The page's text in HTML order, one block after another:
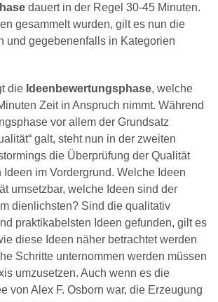
dauert in der Regel 30-45 Minuten.
gesammelt wurden, gilt es nun die
und gegebenenfalls in Kategorien
die Ideenbewertungsphase, welche
Zeit in Anspruch nimmt. Während
vor allem der Grundsatz
galt, steht nun in der zweiten
die Überprüfung der Qualität
Ideen im Vordergrund. Welche Ideen
umsetzbar, welche Ideen sind der
dienlichsten? Sind die qualitativ
praktikabelsten Ideen gefunden, gilt es
diese Ideen näher betrachtet werden
Schritte unternommen werden müssen
umzusetzen. Auch wenn es die
von Alex F. Osborn war, die Erzeugung